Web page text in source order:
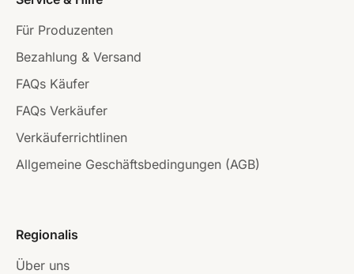
Für Produzenten
Bezahlung & Versand
FAQs Käufer
FAQs Verkäufer
Verkäuferrichtlinen
Allgemeine Geschäftsbedingungen (AGB)
Regionalis
Über uns